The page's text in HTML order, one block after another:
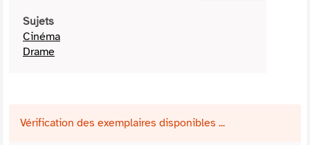
Sujets
Cinéma
Drame
Vérification des exemplaires disponibles ...